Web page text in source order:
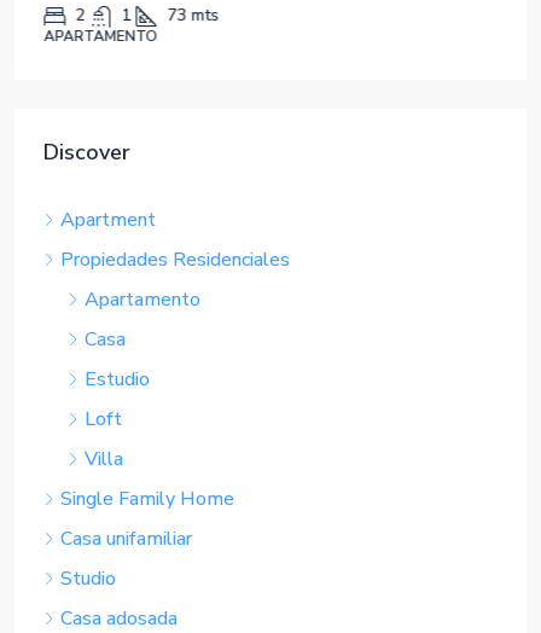
2 1 73 mts
APARTAMENTO
Discover
Apartment
Propiedades Residenciales
Apartamento
Casa
Estudio
Loft
Villa
Single Family Home
Casa unifamiliar
Studio
Casa adosada